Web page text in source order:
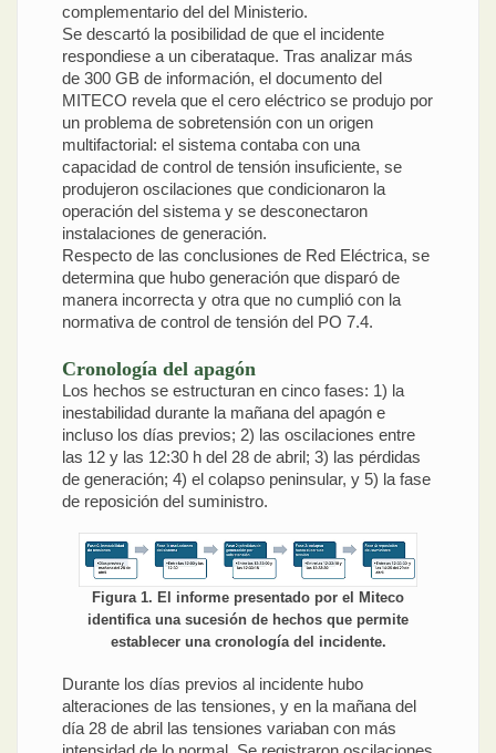
complementario del del Ministerio.
Se descartó la posibilidad de que el incidente
respondiese a un ciberataque. Tras analizar más
de 300 GB de información, el documento del
MITECO revela que el cero eléctrico se produjo por
un problema de sobretensión con un origen
multifactorial: el sistema contaba con una
capacidad de control de tensión insuficiente, se
produjeron oscilaciones que condicionaron la
operación del sistema y se desconectaron
instalaciones de generación.
Respecto de las conclusiones de Red Eléctrica, se
determina que hubo generación que disparó de
manera incorrecta y otra que no cumplió con la
normativa de control de tensión del PO 7.4.
Cronología del apagón
Los hechos se estructuran en cinco fases: 1) la
inestabilidad durante la mañana del apagón e
incluso los días previos; 2) las oscilaciones entre
las 12 y las 12:30 h del 28 de abril; 3) las pérdidas
de generación; 4) el colapso peninsular, y 5) la fase
de reposición del suministro.
Figura 1. El informe presentado por el Miteco
identifica una sucesión de hechos que permite
establecer una cronología del incidente.
Durante los días previos al incidente hubo
alteraciones de las tensiones, y en la mañana del
día 28 de abril las tensiones variaban con más